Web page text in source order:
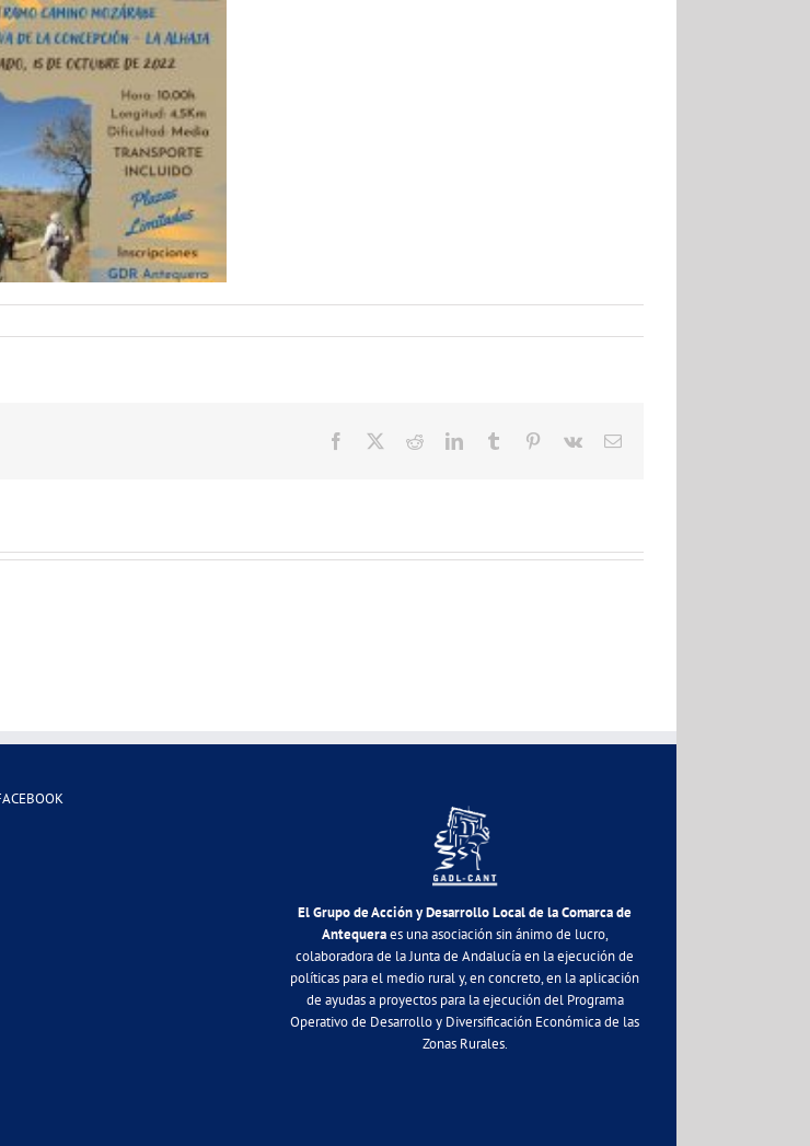
Facebook RedditLinkedInTumblr Pinterest
Vk
Correo
El Grupo de Acción y Desarrollo Local de la Comarca de
Antequeraes una asociación sin ánimo de lucro,
colaboradora de la Junta de Andalucía en la ejecución de
políticas para el medio rural y, en concreto, en la aplicación
de ayudas a proyectos para la ejecución del Programa
Operativo de Desarrollo y Diversificación Económica de las
Zonas Rurales.